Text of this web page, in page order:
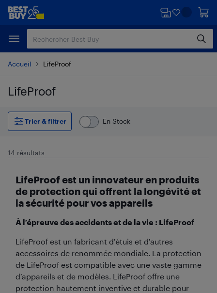
Passer
principal
Passer
Accueil LifeProof
LifeProof
Passer aux résultats
Trier & filtrer
En Stock
14 résultats
LifeProof est un innovateur en produits
de protection qui offrent la longévité et
la sécurité pour vos appareils
À l’épreuve des accidents et de la vie : LifeProof
LifeProof est un fabricant d’étuis et d’autres
accessoires de renommée mondiale. La protection
de LifeProof est compatible avec une vaste gamme
d’appareils et de modèles. LifeProof offre une
protection hautement inventive et durable pour